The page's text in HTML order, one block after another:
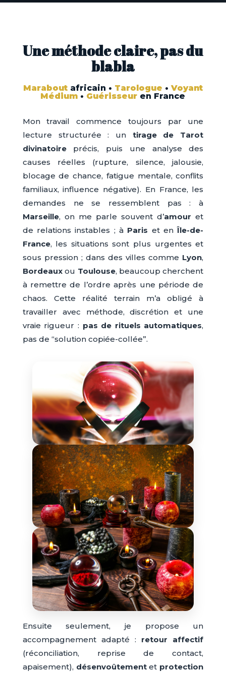
Une méthode claire, pas du
blabla
Maraboutafricain • Tarologue • Voyant
Médium • Guérisseur en France
Mon travail commence toujours par une
lecture structurée : un tirage de Tarot
divinatoireprécis, puis une analyse des
causes réelles (rupture, silence, jalousie,
blocage de chance, fatigue mentale, conflits
familiaux, influence négative). En France, les
demandes ne se ressemblent pas : à
Marseille, on me parle souvent d’amour et
de relations instables ; à Paris et enÎle-de-
France, les situations sont plus urgentes et
sous pression ; dans des villes comme Lyon,
Bordeauxou Toulouse, beaucoup cherchent
à remettre de l’ordre après une période de
chaos. Cette réalité terrain m’a obligé à
travailler avec méthode, discrétion et une
vraie rigueur : pas de rituels automatiques,
pas de “solution copiée-collée”.
Ensuite seulement, je propose un
accompagnement adapté : retour affectif
(réconciliation, reprise de contact,
apaisement), désenvoûtementet protection